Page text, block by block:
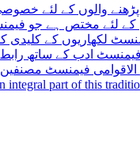
والوں کے لئے
لئے مختص ہے جو
لکھاریوں کے کلیدی
فیمنسٹ ادب کے ساتھ
الاقوامی فیمنسٹ